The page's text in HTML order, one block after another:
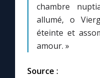
Chapelet pour le
Faire un don
chambre
allumé, o
éteinte et
amour. »
Source :